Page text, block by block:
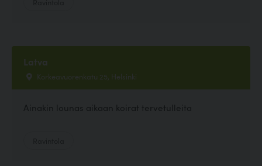
Latva
Korkeavuorenkatu 25, Helsinki
Ainakin lounas aikaan koirat tervetulleita